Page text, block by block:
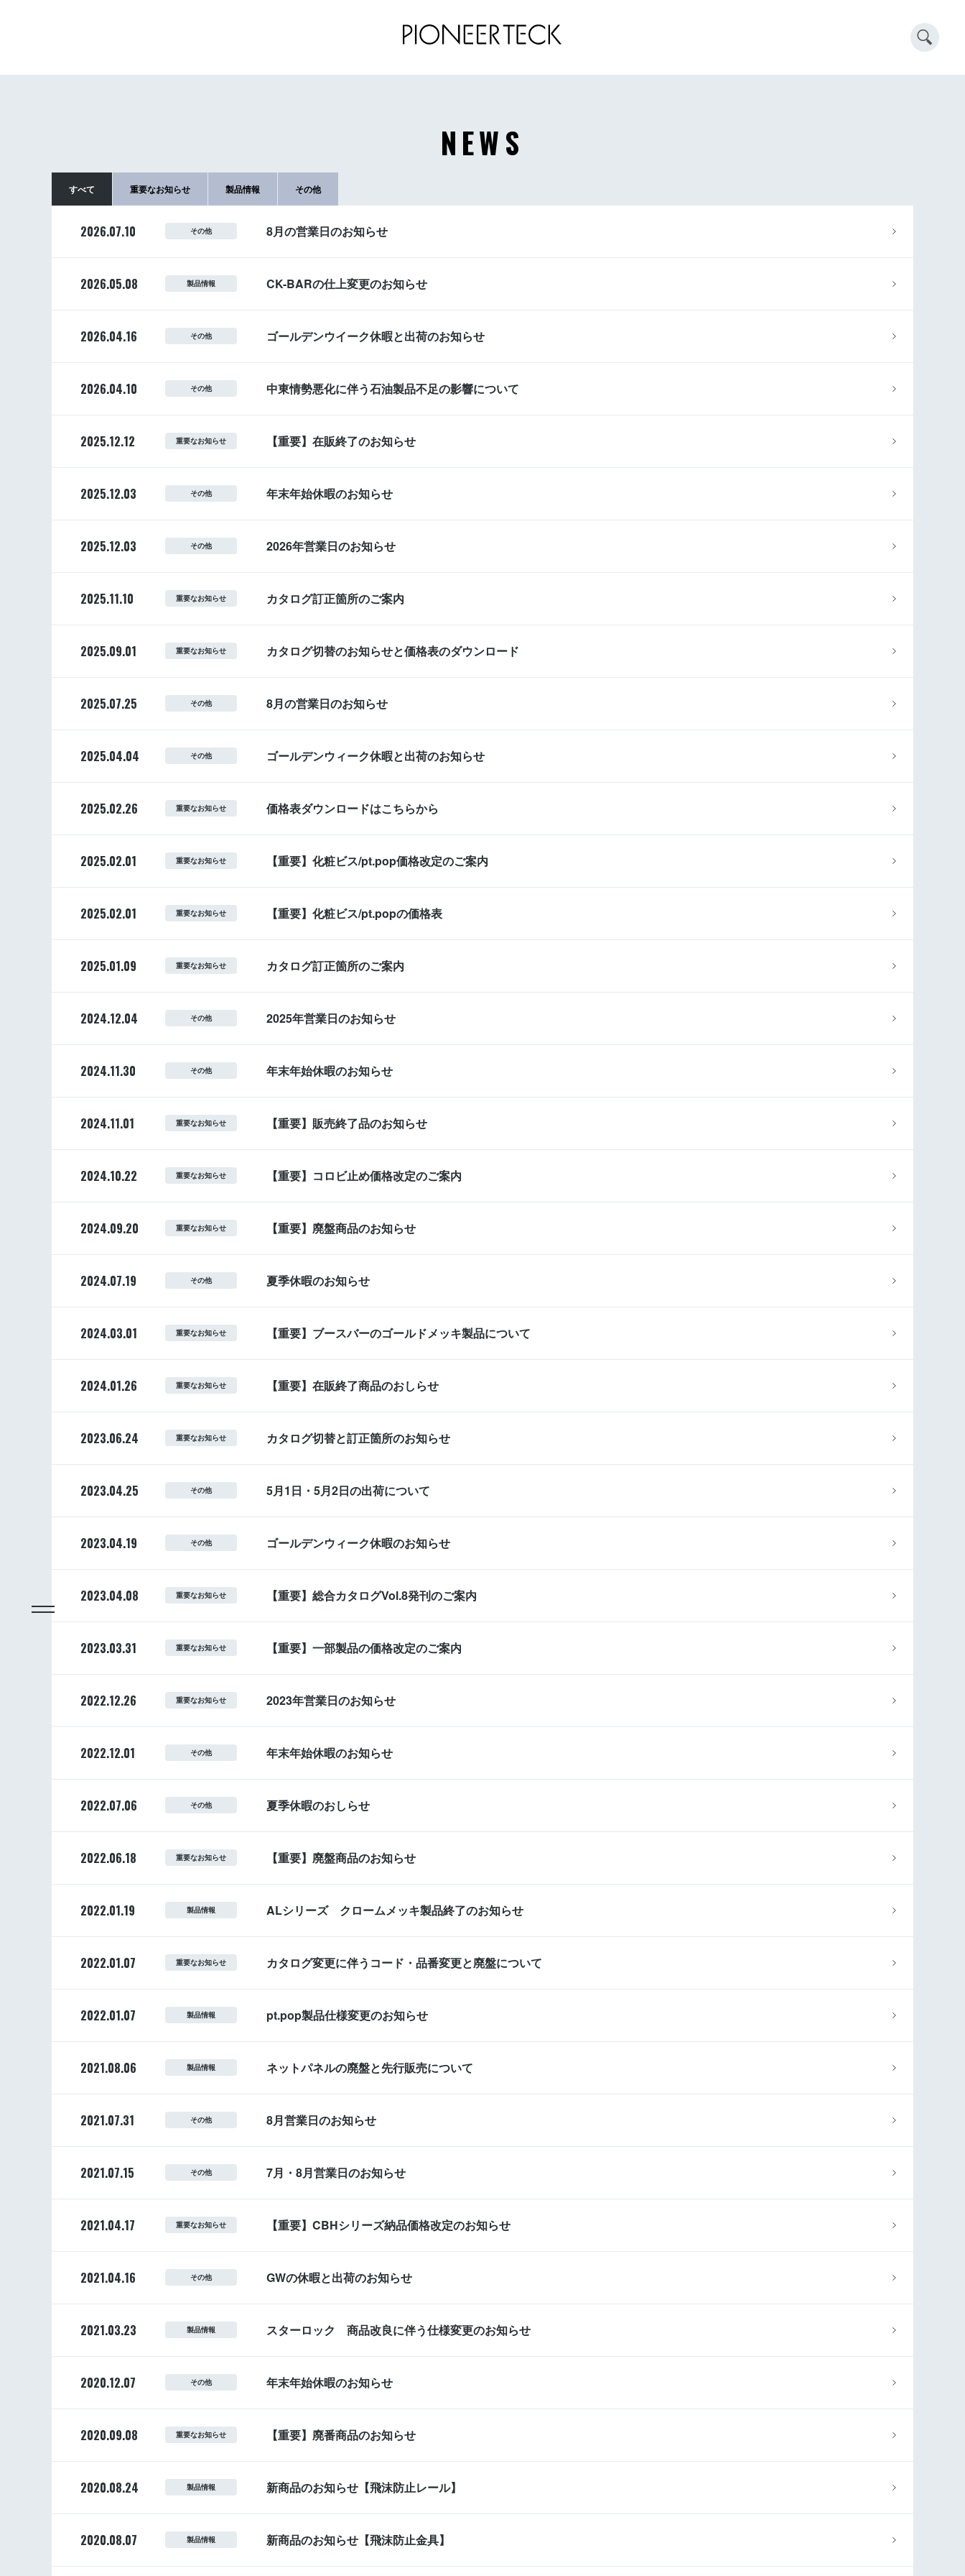
NEWS
すべて
2026.07.10 その他 8月の営業日のお知らせ
2026.05.08 製品情報 CK-BARの仕上変更のお知らせ
2026.04.16 その他 ゴールデンウイーク休暇と出荷のお知らせ
2026.04.10 その他 中東情勢悪化に伴う石油製品不足の影響について
2025.12.12 重要なお知らせ 【重要】在販終了のお知らせ
2025.12.03 その他 年末年始休暇のお知らせ
2025.12.03 その他 2026年営業日のお知らせ
2025.11.10 重要なお知らせ カタログ訂正箇所のご案内
2025.09.01 重要なお知らせ カタログ切替のお知らせと価格表のダウンロード
2025.07.25 その他 8月の営業日のお知らせ
2025.04.04 その他 ゴールデンウィーク休暇と出荷のお知らせ
2025.02.26 重要なお知らせ 価格表ダウンロードはこちらから
2025.02.01 重要なお知らせ 【重要】化粧ビス/pt.pop価格改定のご案内
2025.02.01 重要なお知らせ 【重要】化粧ビス/pt.popの価格表
2025.01.09 重要なお知らせ カタログ訂正箇所のご案内
2024.12.04 その他 2025年営業日のお知らせ
2024.11.30 その他 年末年始休暇のお知らせ
2024.11.01 重要なお知らせ 【重要】販売終了品のお知らせ
2024.10.22 重要なお知らせ 【重要】コロビ止め価格改定のご案内
2024.09.20 重要なお知らせ 【重要】廃盤商品のお知らせ
2024.07.19 その他 夏季休暇のお知らせ
2024.03.01 重要なお知らせ 【重要】ブースバーのゴールドメッキ製品について
2024.01.26 重要なお知らせ 【重要】在販終了商品のおしらせ
2023.06.24 重要なお知らせ カタログ切替と訂正箇所のお知らせ
2023.04.25 その他 5月1日・5月2日の出荷について
2023.04.19 その他 ゴールデンウィーク休暇のお知らせ
2023.04.08 重要なお知らせ 【重要】総合カタログVol.8発刊のご案内
2023.03.31 重要なお知らせ 【重要】一部製品の価格改定のご案内
2022.12.26 重要なお知らせ 2023年営業日のお知らせ
2022.12.01 その他 年末年始休暇のお知らせ
2022.07.06 その他 夏季休暇のおしらせ
2022.06.18 重要なお知らせ 【重要】廃盤商品のお知らせ
2022.01.19 製品情報 ALシリーズ クロームメッキ製品終了のお知らせ
2022.01.07 重要なお知らせ カタログ変更に伴うコード・品番変更と廃盤について
2022.01.07 製品情報 pt.pop製品仕様変更のお知らせ
2021.08.06 製品情報 ネットパネルの廃盤と先行販売について
2021.07.31 その他 8月営業日のお知らせ
2021.07.15 その他 7月・8月営業日のお知らせ
2021.04.17 重要なお知らせ 【重要】CBHシリーズ納品価格改定のお知らせ
2021.04.16 その他 GWの休暇と出荷のお知らせ
2021.03.23 製品情報 スターロック 商品改良に伴う仕様変更のお知らせ
2020.12.07 その他 年末年始休暇のお知らせ
2020.09.08 重要なお知らせ 【重要】廃番商品のお知らせ
2020.08.24 製品情報 新商品のお知らせ【飛沫防止レール】
2020.08.07 製品情報 新商品のお知らせ【飛沫防止金具】
重要なお知らせ 製品情報 その他